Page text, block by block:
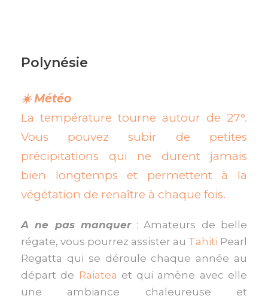
Polynésie
☀️ Météo
La température tourne autour de 27°.
Vous pouvez subir de petites
précipitations qui ne durent jamais
bien longtemps et permettent à la
végétation de renaître à chaque fois.
A ne pas manquer: Amateurs de belle
régate, vous pourrez assister au Tahiti Pearl
Regatta qui se déroule chaque année au
départ de Raiatea et qui amène avec elle
une ambiance chaleureuse et